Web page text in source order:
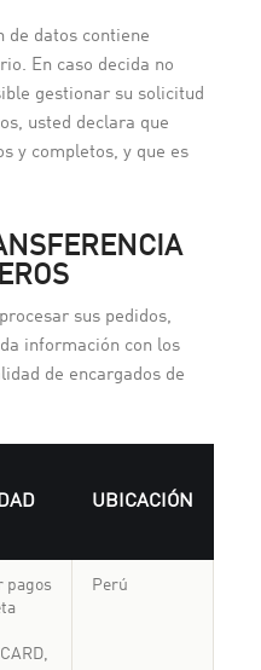
de datos contiene
En caso decida no
gestionar su solicitud
usted declara que
y completos, y que es
sus pedidos,
información con los
de encargados de
UBICACIÓN
pagos
Perú